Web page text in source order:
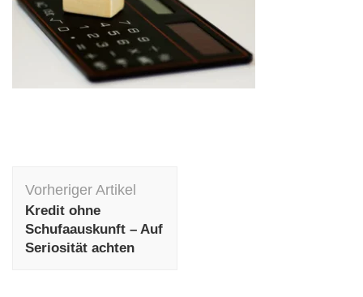
Vorheriger Artikel
Kredit ohne
Schufaauskunft – Auf
Seriosität achten